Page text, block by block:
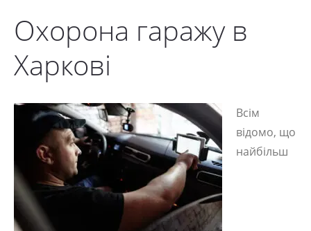
Охорона гаражу в
Харкові
Всім
відомо, що
найбільш